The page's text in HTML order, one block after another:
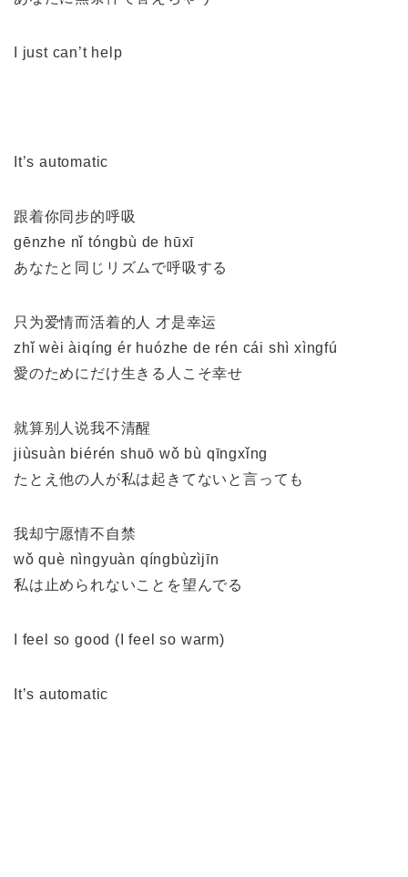
I just can’t help
It’s automatic
跟着你同步的呼吸
gēnzhe nǐ tóngbù de hūxī
あなたと同じリズムで呼吸する
只为爱情而活着的人 才是幸运
zhǐ wèi àiqíng ér huózhe de rén cái shì xìngfú
愛のためにだけ生きる人こそ幸せ
就算别人说我不清醒
jiùsuàn biérén shuō wǒ bù qīngxǐng
たとえ他の人が私は起きてないと言っても
我却宁愿情不自禁
wǒ què nìngyuàn qíngbùzìjīn
私は止められないことを望んでる
I feel so good (I feel so warm)
It’s automatic